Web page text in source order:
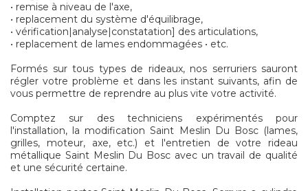
• remise à niveau de l'axe,
• replacement du système d'équilibrage,
• vérification|analyse|constatation] des articulations,
• replacement de lames endommagées • etc.
Formés sur tous types de rideaux, nos serruriers sauront
régler votre problème et dans les instant suivants, afin de
vous permettre de reprendre au plus vite votre activité.
Comptez sur des techniciens expérimentés pour
l'installation, la modification Saint Meslin Du Bosc (lames,
grilles, moteur, axe, etc.) et l'entretien de votre rideau
métallique Saint Meslin Du Bosc avec un travail de qualité
et une sécurité certaine.